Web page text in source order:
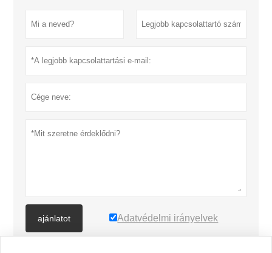
ajánlatot Adatvédelmi irányelvek